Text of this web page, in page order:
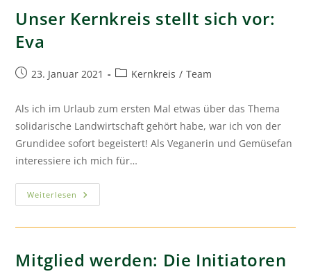
Unser Kernkreis stellt sich vor:
Eva
23. Januar 2021 Kernkreis / Team
Als ich im Urlaub zum ersten Mal etwas über das Thema
solidarische Landwirtschaft gehört habe, war ich von der
Grundidee sofort begeistert! Als Veganerin und Gemüsefan
interessiere ich mich für…
Weiterlesen
Mitglied werden: Die Initiatoren